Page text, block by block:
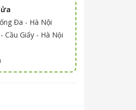
Đa - Hà Nội
Cầu Giấy - Hà Nội